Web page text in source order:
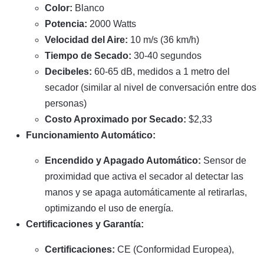
Color: Blanco
Potencia: 2000 Watts
Velocidad del Aire: 10 m/s (36 km/h)
Tiempo de Secado: 30-40 segundos
Decibeles: 60-65 dB, medidos a 1 metro del
secador (similar al nivel de conversación entre dos
personas)
Costo Aproximado por Secado: $2,33
Funcionamiento Automático:
Encendido y Apagado Automático: Sensor de
proximidad que activa el secador al detectar las
manos y se apaga automáticamente al retirarlas,
optimizando el uso de energía.
Certificaciones y Garantía:
Certificaciones: CE (Conformidad Europea),